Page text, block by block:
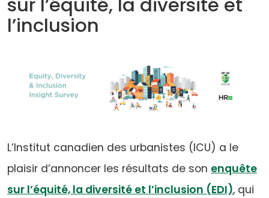
l’inclusion
L’Institut canadien des urbanistes (ICU) a le
plaisir d’annoncer les résultats de son enquête
sur l’équité, la diversité et l’inclusion (EDI), qui